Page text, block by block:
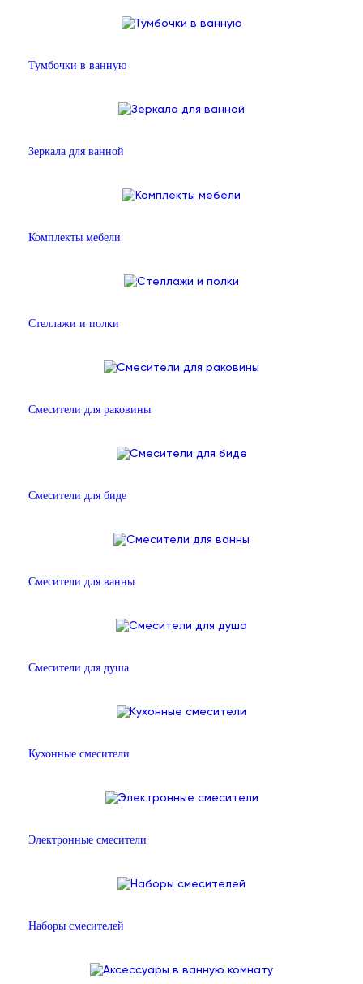
Тумбочки в ванную
Зеркала для ванной
Комплекты мебели
Стеллажи и полки
Смесители для раковины
Смесители для биде
Смесители для ванны
Смесители для душа
Кухонные смесители
Электронные смесители
Наборы смесителей